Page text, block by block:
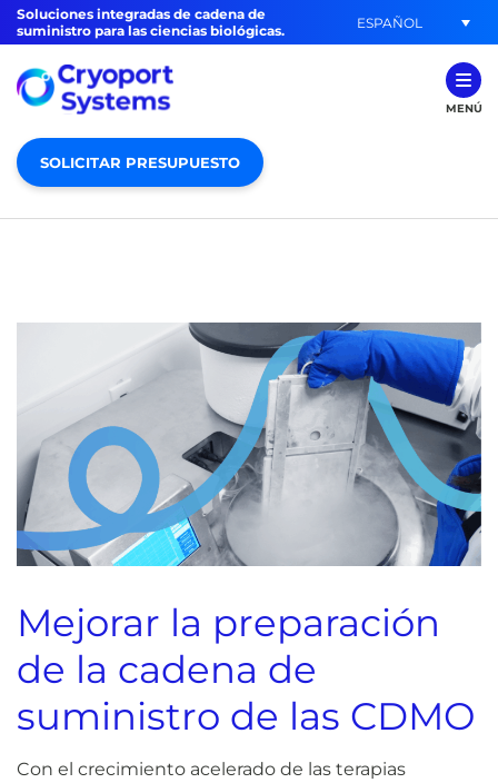
Soluciones integradas de cadena de
suministro para las ciencias biológicas.
ESPAÑOL
MENÚ
SOLICITAR PRESUPUESTO
Mejorar la preparación
de la cadena de
suministro de las CDMO
Con el crecimiento acelerado de las terapias